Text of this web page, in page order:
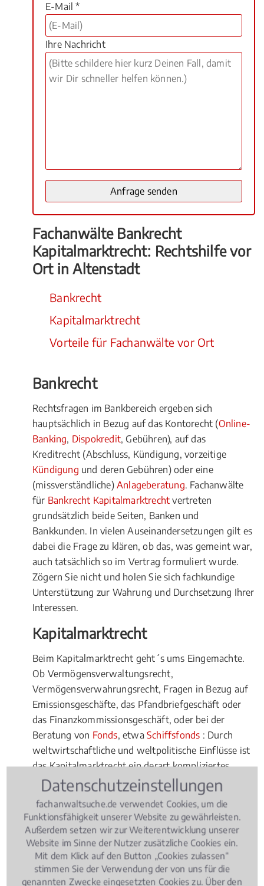
E-Mail *
Ihre Nachricht
Fachanwälte Bankrecht
Kapitalmarktrecht: Rechtshilfe vor
Ort in Altenstadt
Bankrecht
Kapitalmarktrecht
Vorteile für Fachanwälte vor Ort
Bankrecht
Rechtsfragen im Bankbereich ergeben sich
hauptsächlich in Bezug auf das Kontorecht (Online-
Banking, Dispokredit, Gebühren), auf das
Kreditrecht (Abschluss, Kündigung, vorzeitige
Kündigung und deren Gebühren) oder eine
(missverständliche) Anlageberatung. Fachanwälte
für Bankrecht Kapitalmarktrecht vertreten
grundsätzlich beide Seiten, Banken und
Bankkunden. In vielen Auseinandersetzungen gilt es
dabei die Frage zu klären, ob das, was gemeint war,
auch tatsächlich so im Vertrag formuliert wurde.
Zögern Sie nicht und holen Sie sich fachkundige
Unterstützung zur Wahrung und Durchsetzung Ihrer
Interessen.
Kapitalmarktrecht
Beim Kapitalmarktrecht geht´s ums Eingemachte.
Ob Vermögensverwaltungsrecht,
Vermögensverwahrungsrecht, Fragen in Bezug auf
Emissionsgeschäfte, das Pfandbriefgeschäft oder
das Finanzkommissionsgeschäft, oder bei der
Beratung von Fonds, etwaSchiffsfonds : Durch
weltwirtschaftliche und weltpolitische Einflüsse ist
das Kapitalmarktrecht ein derart kompliziertes
Rechtsgebilde geworden, dass Sie selbst bei
vermeintlich einfachen Fragen unbedingt den Rat
eines Fachmanns hinzuziehen sollten. Hierbei stellt
sich die Frage, ob und wann tatsächlich ein lokaler
Experte beauftragt werden sollte.
Vorteile für Fachanwälte vor Ort
Datenschutzeinstellungen
fachanwaltsuche.de verwendet Cookies, um die
Funktionsfähigkeit unserer Website zu gewährleisten.
Außerdem setzen wir zur Weiterentwicklung unserer
Website im Sinne der Nutzer zusätzliche Cookies ein.
Mit dem Klick auf den Button „Cookies zulassen“
stimmen Sie der Verwendung der von uns für die
genannten Zwecke eingesetzten Cookies zu. Über den